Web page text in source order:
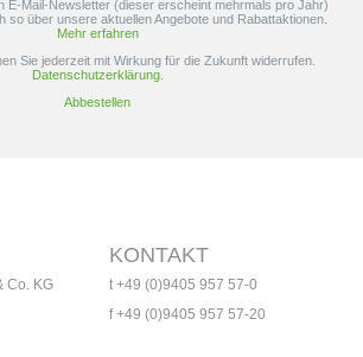
E-Mail-Newsletter (dieser erscheint mehrmals pro Jahr)
so über unsere aktuellen Angebote und Rabattaktionen.
Mehr erfahren
Sie jederzeit mit Wirkung für die Zukunft widerrufen.
Datenschutzerklärung.
Abbestellen
KONTAKT
t +49 (0)9405 957 57-0
f +49 (0)9405 957 57-20
Co. KG